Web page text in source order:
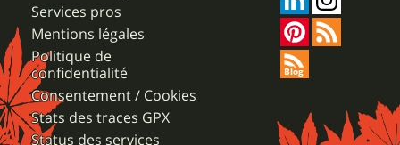
Services pros
Mentions légales
Politique de
confidentialité
Consentement / Cookies
Stats des traces GPX
Status des services